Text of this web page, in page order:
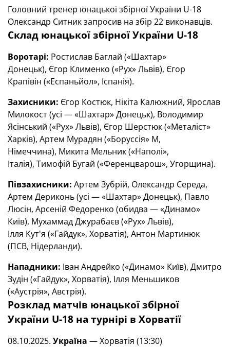
Головний тренер юнацької збірної України U-18
Олександр Ситник запросив на збір 22 виконавців.
Склад юнацької збірної України U-18
Воротарі: Ростислав Баглай («Шахтар»
Донецьк), Єгор Клименко («Рух» Львів), Єгор
Крапівін («Еспаньйол», Іспанія).
Захисники: Єгор Костюк, Нікіта Калюжний, Ярослав
Милокост (усі — «Шахтар» Донецьк), Володимир
Ясінський («Рух» Львів), Єгор Шерстюк («Металіст»
Харків), Артем Мурадян («Боруссія» М,
Німеччина), Микита Мельник («Наполі»,
Італія), Тимофій Бугай («Ференцварош», Угорщина).
Півзахисники: Артем Зубрій, Олександр Середа,
Артем Дериконь (усі — «Шахтар» Донецьк), Павло
Люсін, Арсеній Федоренко (обидва — «Динамо»
Київ), Мухаммад Джурабаєв («Рух» Львів),
Ілля Кут'я («Гайдук», Хорватія), Антон Мартинюк
(ПСВ, Нідерланди).
Нападники: Іван Андрейко («Динамо» Київ), Дмитро
Зудін («Гайдук», Хорватія), Ілля Меньшиков
(«Аустрія», Австрія).
Розклад матчів юнацької збірної
України U-18 на турнірі в Хорватії
08.10.2025. Україна — Хорватія (13:30)